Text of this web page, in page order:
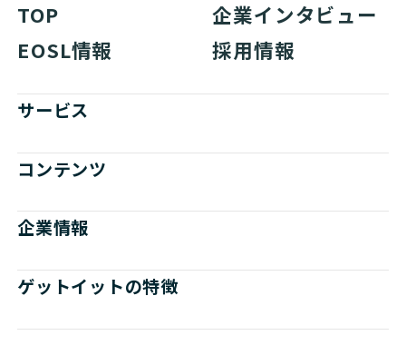
TOP
企業インタビュー
EOSL情報
採用情報
サービス
コンテンツ
企業情報
ゲットイットの特徴